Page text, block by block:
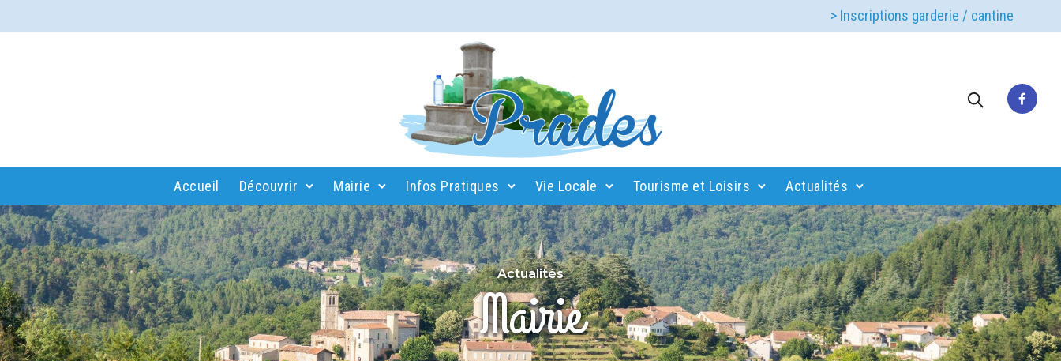
> Inscriptions garderie / cantine
Accueil Découvrir Mairie Infos Pratiques Vie Locale Tourisme et Loisirs Actualités
Actualités
Mairie